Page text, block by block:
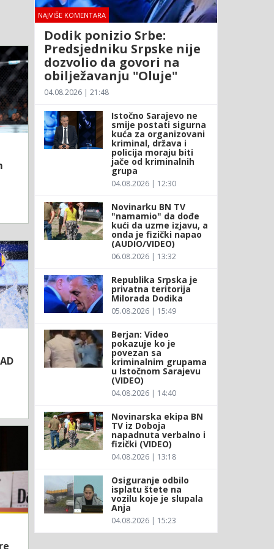
NAJVIŠE KOMENTARA
Dodik ponizio Srbe:
Predsjedniku Srpske nije
dozvolio da govori na
obilježavanju "Oluje"
04.08.2026 | 21:48
Istočno Sarajevo ne
smije postati sigurna
kuća za organizovani
kriminal, država i
policija moraju biti
jače od kriminalnih
grupa
04.08.2026 | 12:30
Novinarku BN TV
"namamio" da dođe
kući da uzme izjavu, a
onda je fizički napao
(AUDIO/VIDEO)
06.08.2026 | 13:32
Republika Srpska je
privatna teritorija
Milorada Dodika
05.08.2026 | 15:49
Berjan: Video
pokazuje ko je
povezan sa
kriminalnim grupama
u Istočnom Sarajevu
(VIDEO)
04.08.2026 | 14:40
Novinarska ekipa BN
TV iz Doboja
napadnuta verbalno i
fizički (VIDEO)
04.08.2026 | 13:18
Osiguranje odbilo
isplatu štete na
vozilu koje je slupala
Anja
04.08.2026 | 15:23